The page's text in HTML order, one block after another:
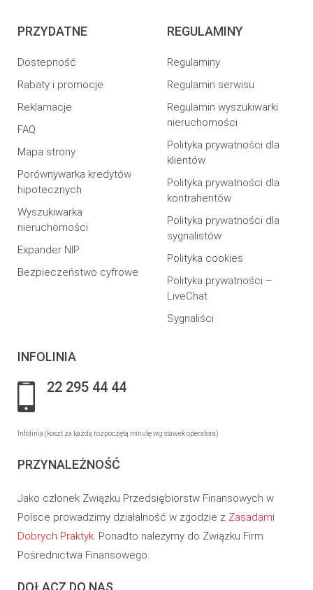
PRZYDATNE
Dostepność
Rabaty i promocje
Reklamacje
FAQ
Mapa strony
Porównywarka kredytów
hipotecznych
Wyszukiwarka
nieruchomości
Expander NIP
Bezpieczeństwo cyfrowe
REGULAMINY
Regulaminy
Regulamin serwisu
Regulamin wyszukiwarki
nieruchomości
Polityka prywatności dla
klientów
Polityka prywatności dla
kontrahentów
Polityka prywatności dla
sygnalistów
Polityka cookies
Polityka prywatności –
LiveChat
Sygnaliści
INFOLINIA
22 295 44 44
Infolinia (koszt za każdą rozpoczętą minutę wg stawek operatora)
PRZYNALEŻNOŚĆ
Jako członek Związku Przedsiębiorstw Finansowych w
Polsce prowadzimy działalność w zgodzie z Zasadami
Dobrych Praktyk. Ponadto należymy do Związku Firm
Pośrednictwa Finansowego.
DOŁĄCZ DO NAS